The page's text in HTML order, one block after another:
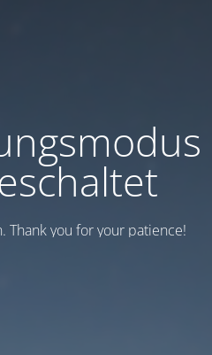
Thank you for your patience!